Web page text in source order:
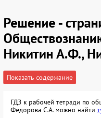
Решение -
Никитин А.Ф.,
Показать содержание
ГДЗ к рабочей тетради по
Федорова С.А. можно найти